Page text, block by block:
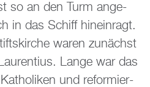
so an den Turm an­ge­
in das Schiff hin­ein­ragt.
waren zu­nächst
Lange war das
und re­for­mier­